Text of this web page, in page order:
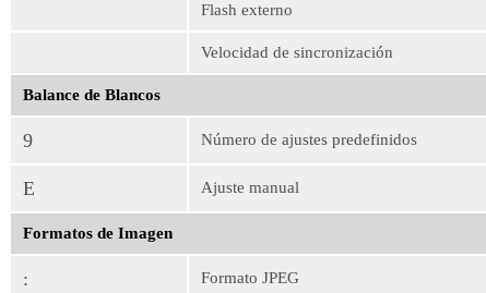
Flash externo
Velocidad de sincronización
Balance de Blancos
9 Número de ajustes predefinidos
E Ajuste manual
Formatos de Imagen
: Formato JPEG